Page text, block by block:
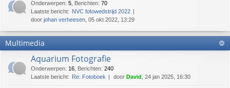
Onderwerpen: 5 Berichten: 70
Laatste bericht: NVC fotowedstrijd 2022
door johan verheesen , 05 okt 2022, 13:29
Multimedia
Aquarium Fotografie
Onderwerpen: 16 Berichten: 240
Laatste bericht: Re: Fotoboek door David , 24 jan 2025, 16:30